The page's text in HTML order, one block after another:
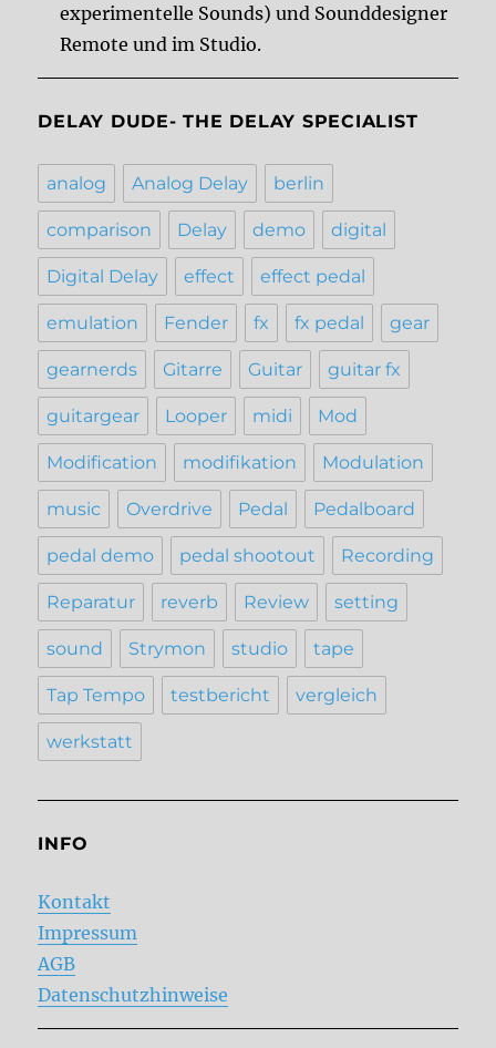
experimentelle Sounds) und Sounddesigner
Remote und im Studio.
DELAY DUDE- THE DELAY SPECIALIST
analog Analog Delay berlin
comparison Delay demo digital
Digital Delay effect effect pedal
emulation Fender fx fx pedal gear
gearnerds Gitarre Guitar guitar fx
guitargear Looper midi Mod
Modification modifikation Modulation
music Overdrive Pedal Pedalboard
pedal demo pedal shootout Recording
Reparatur reverb Review setting
sound Strymon studio tape
Tap Tempo testbericht vergleich
werkstatt
INFO
Kontakt
Impressum
AGB
Datenschutzhinweise